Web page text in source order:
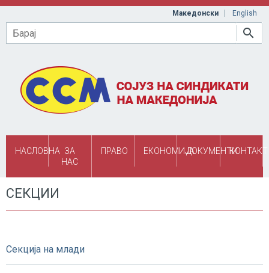
Skip to main content
Македонски English
Барај
НАСЛОВНА ЗА
НАС
ПРАВО ЕКОНОМИЈАДОКУМЕНТИКОНТАКТ
СЕКЦИИ
Секција на млади